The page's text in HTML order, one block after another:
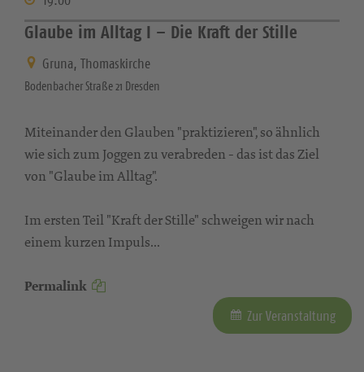
Glaube im Alltag I – Die Kraft der Stille
Gruna, Thomaskirche
Bodenbacher Straße 21 Dresden
Miteinander den Glauben "praktizieren", so ähnlich
wie sich zum Joggen zu verabreden - das ist das Ziel
von "Glaube im Alltag".
Im ersten Teil "Kraft der Stille" schweigen wir nach
einem kurzen Impuls...
Permalink
Zur Veranstaltung